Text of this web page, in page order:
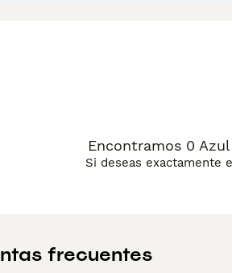
Encontramos 0
Si deseas exactamente
frecuentes